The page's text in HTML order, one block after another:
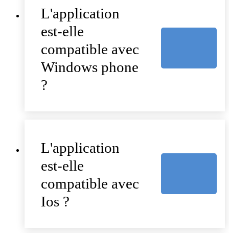
L'application
est-elle
compatible avec
Windows phone
?
L'application
est-elle
compatible avec
Ios ?